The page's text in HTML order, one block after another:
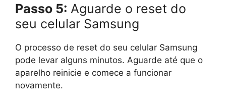
Passo 5: Aguarde o reset do
seu celular Samsung
O processo de reset do seu celular Samsung
pode levar alguns minutos. Aguarde até que o
aparelho reinicie e comece a funcionar
novamente.